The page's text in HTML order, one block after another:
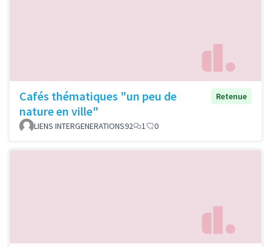
Cafés thématiques "un peu de
nature en ville"
Retenue
LIENS INTERGENERATIONS92 1 0